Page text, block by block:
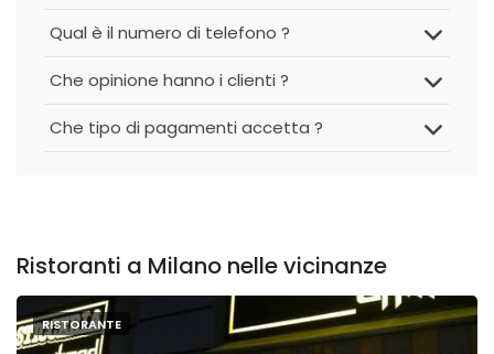
Qual è il numero di telefono ?
Che opinione hanno i clienti ?
Che tipo di pagamenti accetta ?
Ristoranti a Milano nelle vicinanze
RISTORANTE